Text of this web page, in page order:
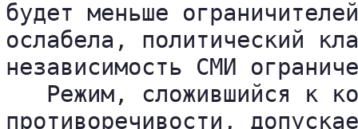
будет меньше
ослабела, политический
независимость СМИ
Режим, сложившийся к
противоречивости,